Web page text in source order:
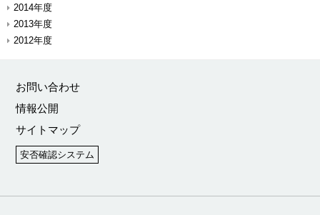
2014年度
2013年度
2012年度
お問い合わせ
情報公開
サイトマップ
安否確認システム